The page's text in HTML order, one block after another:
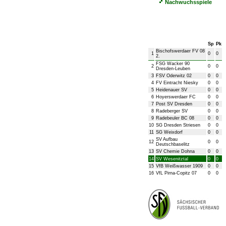
Nachwuchsspiele
Sp Pk
1 Bischofswerdaer FV 08
2.
0 0
2 FSG Wacker 90
Dresden-Leuben
0
0
3 FSV Oderwitz 02 0
0
4 FV Eintracht Niesky 0
0
5 Heidenauer SV 0
0
6 Hoyerswerdaer FC 0
0
7 Post SV Dresden 0
0
8 Radeberger SV 0
0
9 Radebeuler BC 08 0
0
10 SG Dresden Striesen 0
0
11 SG Weixdorf 0
0
12 SV Aufbau
Deutschbaselitz
0
0
13 SV Chemie Dohna 0
0
14 SV Wesenitztal 0
0
15 VfB Weißwasser 1909 0
0
16 VfL Pirna-Copitz 07 0 0